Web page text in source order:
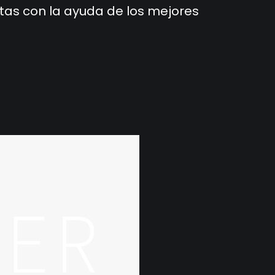
con la ayuda de los mejores